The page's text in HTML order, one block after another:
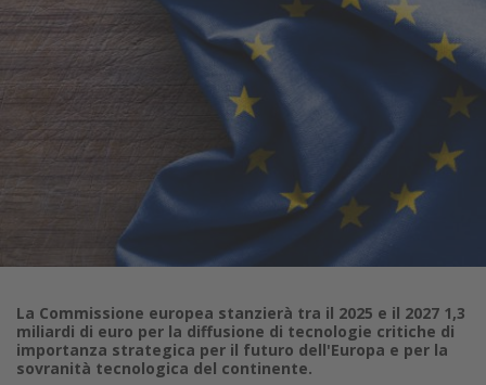
La Commissione europea stanzierà tra il 2025 e il 2027 1,3
miliardi di euro per la diffusione di tecnologie critiche di
importanza strategica per il futuro dell'Europa e per la
sovranità tecnologica del continente.